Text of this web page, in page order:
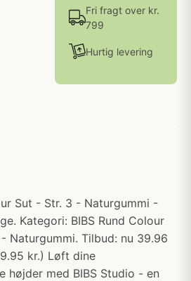
Fri fragt over kr.
799
Hurtig levering
Sut - Str. 3 - Naturgummi -
Kategori: BIBS Rund Colour
Naturgummi. Tilbud: nu 39.96
kr.) Løft dine
højder med BIBS Studio - en